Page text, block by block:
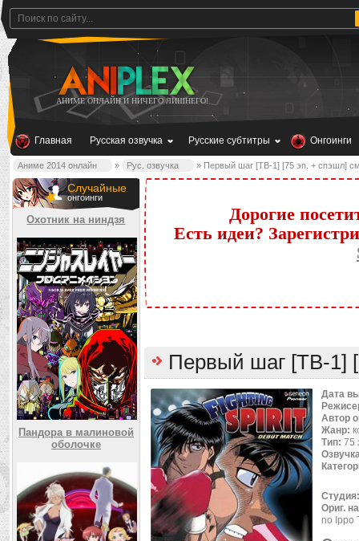
АНИМЕ ОНЛАЙН И НИЧЕГО ЛИШНЕГО!
Главная Русская озвучка Русские субтитры Онгоинги
Аниме 2014 онлайн » Рус. озвучка » Первый шаг [ТВ-1] [75 эп. + спэшл]
Случайные
онгоинги
Охотник на ниндзя
Пандора в малиновой
оболочке
Дорогие
Есть идеи?
Первый шаг [ТВ-1]
Дата
Автор
Жанр:
Тип: 75
Ориг.
no Ippo